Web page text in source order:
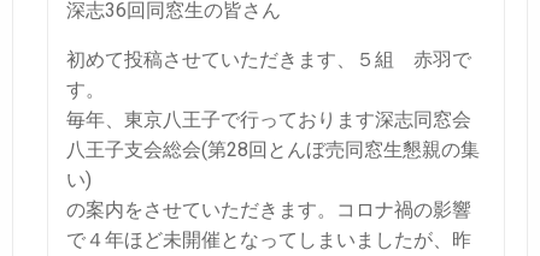
深志36回同窓生の皆さん
初めて投稿させていただきます、５組 赤羽で
す。
毎年、東京八王子で行っております深志同窓会
八王子支会総会(第28回とんぼ売同窓生懇親の集
い)
の案内をさせていただきます。コロナ禍の影響
で４年ほど未開催となってしまいましたが、昨